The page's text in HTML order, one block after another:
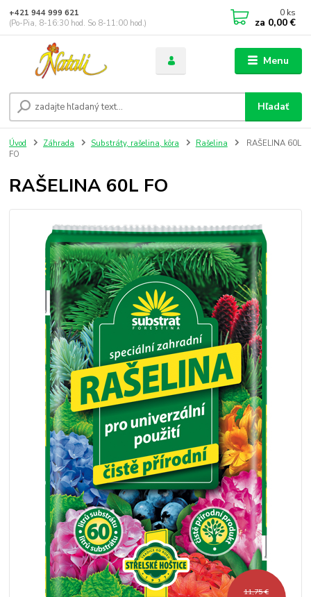
Menu
Hľadať
+421 944 999 621
(Po-Pia, 8-16:30 hod. So 8-11:00 hod.)
0 ks
za 0,00 €
Úvod Záhrada Substráty, rašelina, kôra Rašelina
RAŠELINA 60L
FO
RAŠELINA 60L FO
11,75 €